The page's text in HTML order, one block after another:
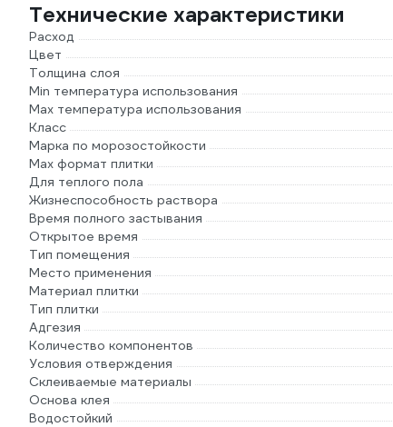
Технические характеристики
Расход
Цвет
Толщина слоя
Min температура использования
Max температура использования
Класс
Марка по морозостойкости
Max формат плитки
Для теплого пола
Жизнеспособность раствора
Время полного застывания
Открытое время
Тип помещения
Место применения
Материал плитки
Тип плитки
Адгезия
Количество компонентов
Условия отверждения
Склеиваемые материалы
Основа клея
Водостойкий